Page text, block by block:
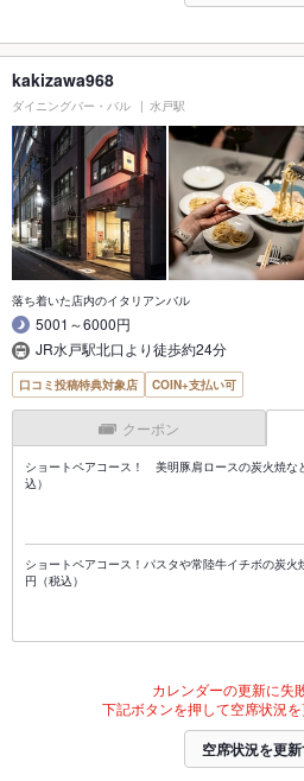
kakizawa968
ダイニングバー・バル 水戸駅
落ち着いた店内のイタリアンバル
5001～6000円
JR水戸駅北口より徒歩約24分
口コミ投稿特典対象店 COIN+支払い可
クーポン
ショートペアコース！ 美明豚肩ロースの炭火焼な
込）
ショートペアコース！パスタや常陸牛イチボの炭
円（税込）
カレンダーの更新に失
下記ボタンを押して空席状況を
空席状況を更